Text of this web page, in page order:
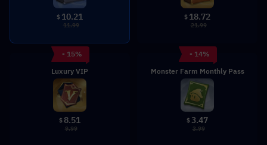
$ 10.21
11.99
$ 18.72
21.99
- 15%
Luxury VIP
$ 8.51
9.99
- 14%
Monster Farm Monthly Pass
$3.47
3.99